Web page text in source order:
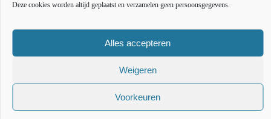
Deze cookies worden altijd geplaatst en verzamelen geen persoonsgegevens.
Alles accepteren
Weigeren
Voorkeuren